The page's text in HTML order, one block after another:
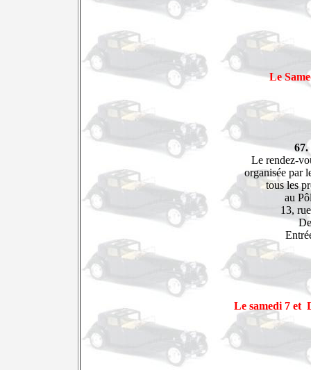
Le
67.
Le rendez-
organisée par
tous les
au
13,
Le samedi 7 et